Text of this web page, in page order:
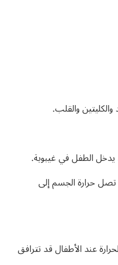
والقلب.
يدخل الطفل في غيبوبة.
حرارة الجسم إلى
عند الأطفال قد تترافق